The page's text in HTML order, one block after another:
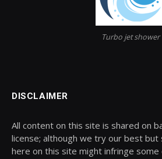
Turbo jet shower
DISCLAIMER
All content on this site is shared on
license; although we try our best
here on this site might infringe